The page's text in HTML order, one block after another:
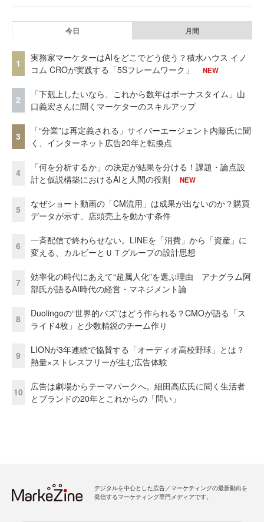
今日 月間
1
実務家マーケターはAIをどこでどう使う？積水ハウス イノ
コム CROが実践する「5Sフレームワーク」
NEW
2
「下剋上したいなら、これから数年はボーナスタイム」山
口義宏さんに聞くマーケターのスキルアップ
3
「“分業”は再定義される」サイバーエージェント内藤氏に聞
く、インターネット広告20年と転換点
4
「何を分析するか」の決定が結果を分ける！課題・論点設
計と仮説構築におけるAIと人間の役割
NEW
5
なぜショート動画の「CM流用」は成果が出ないのか？購買
データが示す、店頭売上を動かす条件
6
一斉配信で終わらせない。LINEを「消費」から「資産」に
変える、カルビーとＵＴグループの設計思想
7
効率化の時代にあえて“超属人化”を選ぶ理由 アナグラム阿
部氏が語るAI時代の経営・マネジメント論
8
Duolingoの“世界的バズ”はどう作られる？CMOが語る「ス
ライド4枚」と少数精鋭のチーム作り
9
LIONが3年連続で協賛する「オーディオ高校野球」とは？
熱量×ストレスフリーが生む広告体験
10
広告は劇場からテーマパークへ。細田高広氏に聞く生活者
とブランドの20年とこれからの「問い」
デジタルを中心とした広告／マーケティングの最新動向を
発信するマーケティング専門メディアです。